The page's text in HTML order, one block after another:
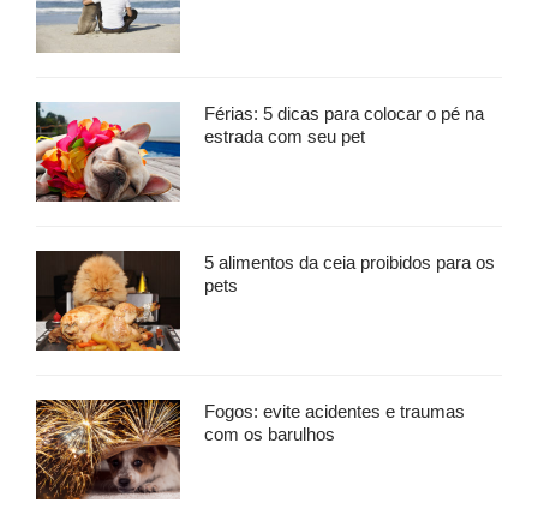
Férias: 5 dicas para colocar o pé na
estrada com seu pet
5 alimentos da ceia proibidos para os
pets
Fogos: evite acidentes e traumas
com os barulhos